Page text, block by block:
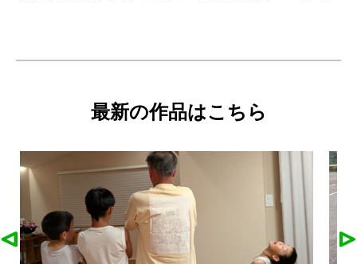
最新の作品はこちら